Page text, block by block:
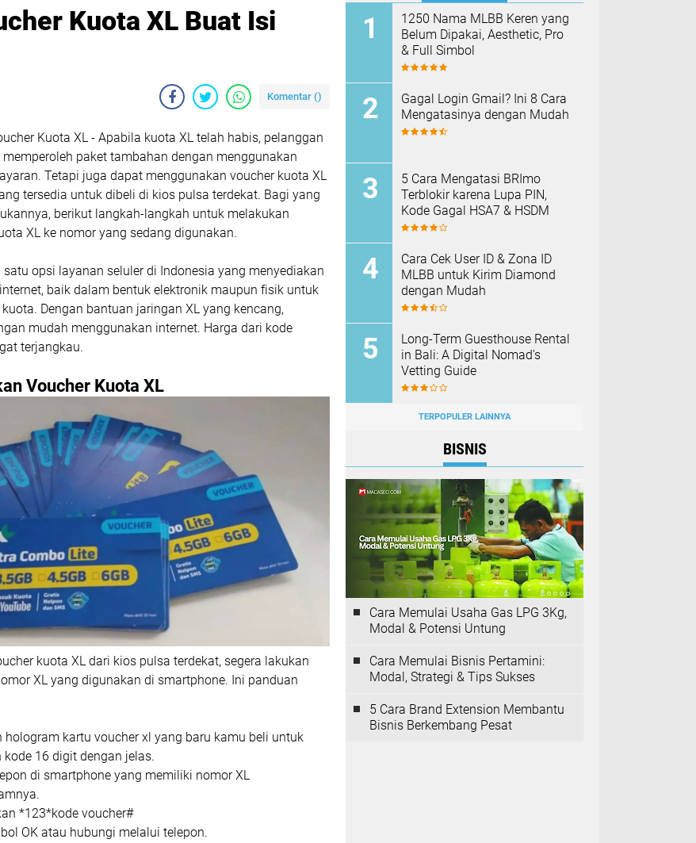
Kuota XL Buat Isi
Komentar ()
Kuota XL - Apabila kuota XL telah habis, pelanggan
paket tambahan dengan menggunakan
Tetapi juga dapat menggunakan voucher kuota XL
tersedia untuk dibeli di kios pulsa terdekat. Bagi yang
berikut langkah-langkah untuk melakukan
XL ke nomor yang sedang digunakan.
opsi layanan seluler di Indonesia yang menyediakan
baik dalam bentuk elektronik maupun fisik untuk
Dengan bantuan jaringan XL yang kencang,
mudah menggunakan internet. Harga dari kode
terjangkau.
Voucher Kuota XL
kuota XL dari kios pulsa terdekat, segera lakukan
XL yang digunakan di smartphone. Ini panduan
hologram kartu voucher xl yang baru kamu beli untuk
16 digit dengan jelas.
di smartphone yang memiliki nomor XL
*123*kode voucher#
OK atau hubungi melalui telepon.
1250 Nama MLBB Keren yang
Belum Dipakai, Aesthetic, Pro
& Full Simbol
Gagal Login Gmail? Ini 8 Cara
Mengatasinya dengan Mudah
5 Cara Mengatasi BRImo
Terblokir karena Lupa PIN,
Kode Gagal HSA7 & HSDM
Cara Cek User ID & Zona ID
MLBB untuk Kirim Diamond
dengan Mudah
Long-Term Guesthouse Rental
in Bali: A Digital Nomad's
Vetting Guide
TERPOPULER LAINNYA
BISNIS
Cara Memulai Usaha Gas LPG 3Kg,
Modal & Potensi Untung
Cara Memulai Bisnis Pertamini:
Modal, Strategi & Tips Sukses
5 Cara Brand Extension Membantu
Bisnis Berkembang Pesat